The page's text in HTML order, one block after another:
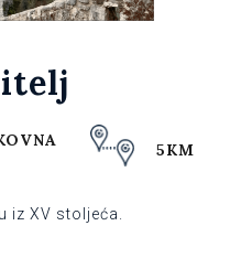
5KM
iz XV stoljeća.